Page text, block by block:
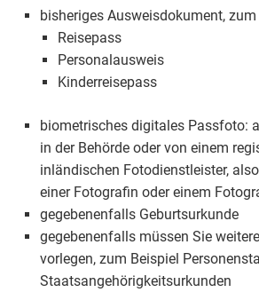
bisheriges Ausweisdokument, zum
Reisepass
Personalausweis
Kinderreisepass
biometrisches digitales Passfoto:
in der Behörde oder von einem
inländischen Fotodienstleister,
einer Fotografin oder einem
gegebenenfalls Geburtsurkunde
gegebenenfalls müssen Sie
vorlegen, zum Beispiel
Staatsangehörigkeitsurkunden